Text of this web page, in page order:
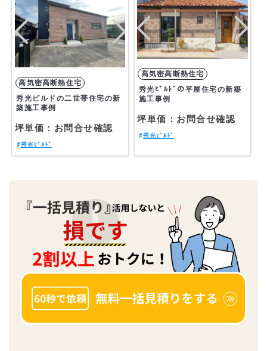
秀光ビルドの二世帯住宅の新
築施工事例
坪単価：お問合せ確認
秀光ﾋﾞﾙﾄﾞ
秀光ﾋﾞﾙﾄﾞの平屋住宅の新築
施工事例
坪単価：お問合せ確認
秀光ﾋﾞﾙﾄﾞ